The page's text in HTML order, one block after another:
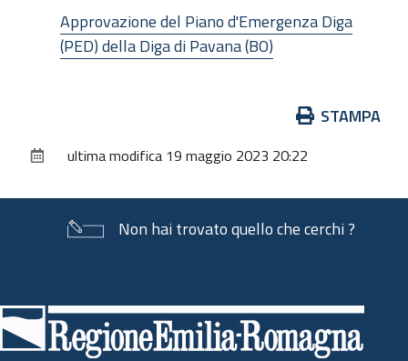
Approvazione del Piano d'Emergenza Diga
(PED) della Diga di Pavana (BO)
documento
STAMPA
ultima modifica 19 maggio 2023 20:22
Non hai trovato quello che cerchi ?
di
pagina